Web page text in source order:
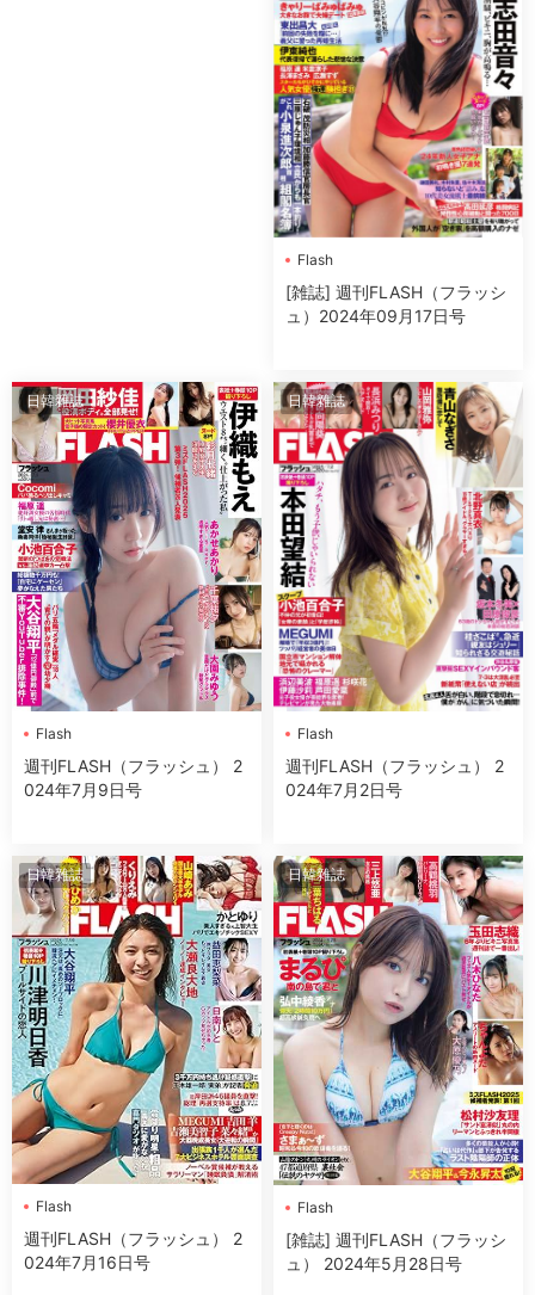
Flash
[雑誌] 週刊FLASH（フラッシ
ュ）2024年09月17日号
日韓雜誌
Flash
週刊FLASH（フラッシュ） 2
024年7月9日号
日韓雜誌
Flash
週刊FLASH（フラッシュ） 2
024年7月2日号
日韓雜誌
Flash
週刊FLASH（フラッシュ） 2
024年7月16日号
日韓雜誌
Flash
[雑誌] 週刊FLASH（フラッシ
ュ） 2024年5月28日号